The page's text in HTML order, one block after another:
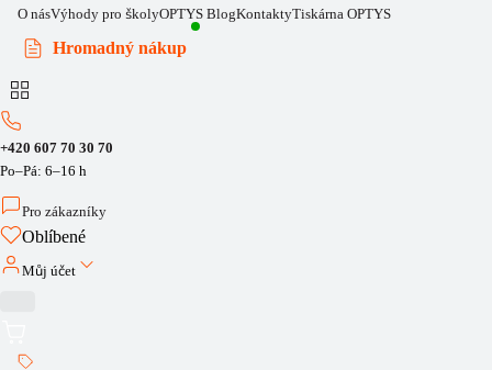
O násVýhody pro školyOPTYS BlogKontaktyTiskárna OPTYS
Hromadný nákup
+420 607 70 30 70
Po–Pá: 6–16 h
Pro zákazníky
Oblíbené
Můj účet